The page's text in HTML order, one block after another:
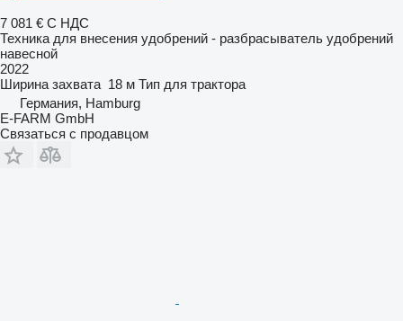
7 081 € С НДС
Техника для внесения удобрений - разбрасыватель удобрений
навесной
2022
Ширина захвата 18 м Тип для трактора
Германия, Hamburg
E-FARM GmbH
Связаться с продавцом